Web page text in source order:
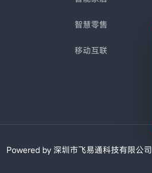
智慧零售
移动互联
Powered by 深圳市飞易通科技有限公司